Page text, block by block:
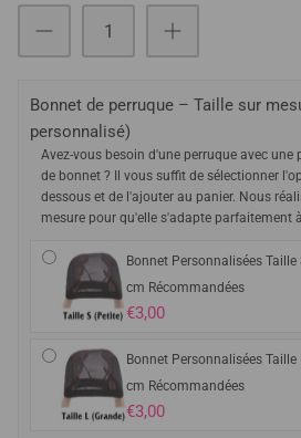
Bonnet de perruque – Taille sur
personnalisé)
Avez-vous besoin d'une perruque avec
de bonnet ? Il vous suffit de sélectionner
dessous et de l'ajouter au panier. Nous
mesure pour qu'elle s'adapte parfaitement
Bonnet Personnalisées
cm Récommandées
€3,00
Bonnet Personnalisées
cm Récommandées
€3,00